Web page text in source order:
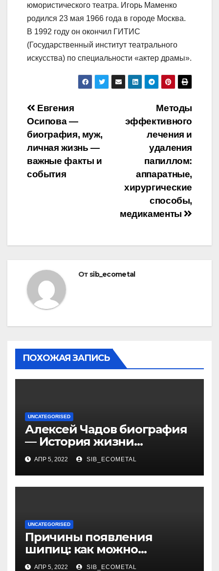
юмористического театра. Игорь Маменко
родился 23 мая 1966 года в городе Москва.
В 1992 году он окончил ГИТИС
(Государственный институт театрального
искусства) по специальности «актер драмы».
Навигация
по
записям
Методы
эффективного
лечения и
удаления
папиллом:
аппаратные,
хирургические
способы,
медикаменты
Евгения
Осипова —
биография, муж,
личная жизнь —
важные факты и
события
От sib_ecometal
ПОХОЖАЯ ЗАПИСЬ
UNCATEGORISED
Алексей Чадов биография
— История жизни
российского актера
АПР 5, 2022 SIB_ECOMETAL
UNCATEGORISED
Причины появления
шипиц: как можно
заразиться вирусом
АПР 5, 2022 SIB_ECOMETAL